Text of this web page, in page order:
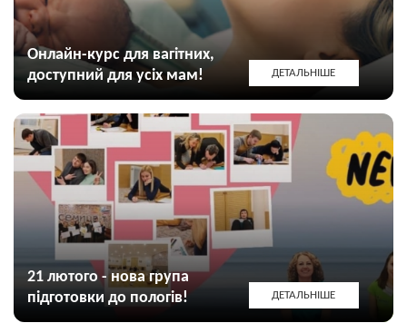
Онлайн-курс для вагітних,
доступний для усіх мам!
ДЕТАЛЬНІШЕ
21 лютого - нова група
підготовки до пологів!
ДЕТАЛЬНІШЕ